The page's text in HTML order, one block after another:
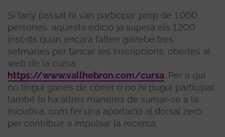
Si l’any passat hi van participar prop de 1.000
persones, aquesta edició ja supera els 1.200
inscrits quan encara falten gairebé tres
setmanes per tancar les inscripcions, obertes al
web de la cursa,
https://www.vallhebron.com/cursa. Per a qui
no tingui ganes de córrer o no hi pugui participar,
també hi ha altres maneres de sumar-se a la
iniciativa, com fer una aportació al dorsal zero
per contribuir a impulsar la recerca.